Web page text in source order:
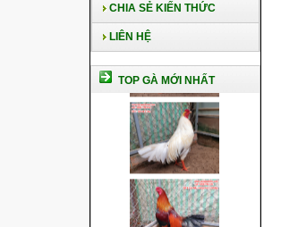
CHIA SẺ KIẾN THỨC
LIÊN HỆ
TOP GÀ MỚI NHẤT